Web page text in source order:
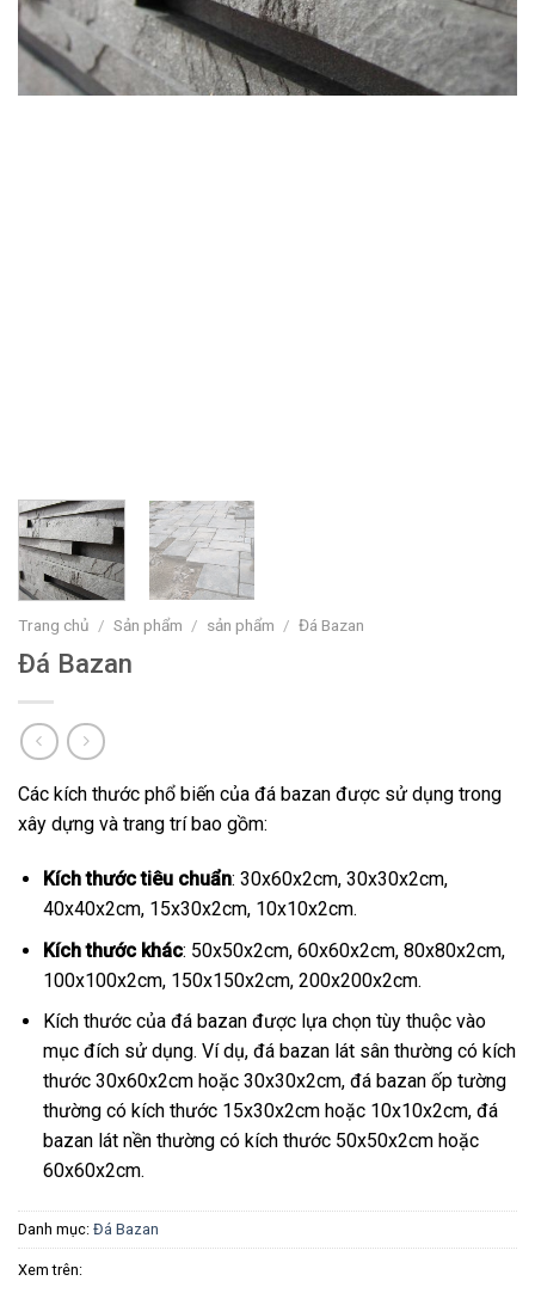
Trang chủ / Sản phẩm / sản phẩm / Đá Bazan
Đá Bazan
Các kích thước phổ biến của đá bazan được sử dụng trong
xây dựng và trang trí bao gồm:
Kích thước tiêu chuẩn: 30x60x2cm, 30x30x2cm,
40x40x2cm, 15x30x2cm, 10x10x2cm.
Kích thước khác: 50x50x2cm, 60x60x2cm, 80x80x2cm,
100x100x2cm, 150x150x2cm, 200x200x2cm.
Kích thước của đá bazan được lựa chọn tùy thuộc vào
mục đích sử dụng. Ví dụ, đá bazan lát sân thường có kích
thước 30x60x2cm hoặc 30x30x2cm, đá bazan ốp tường
thường có kích thước 15x30x2cm hoặc 10x10x2cm, đá
bazan lát nền thường có kích thước 50x50x2cm hoặc
60x60x2cm.
Danh mục: Đá Bazan
Xem trên: